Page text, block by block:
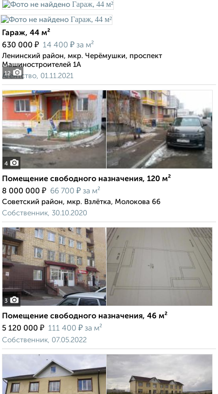
12
Гараж, 44 м²
630 000 ₽ 14 400 ₽ за м²
Ленинский район, мкр. Черёмушки, проспект
Машиностроителей 1А
Агентство, 01.11.2021
4
Помещение свободного назначения, 120 м²
8 000 000 ₽ 66 700 ₽ за м²
Советский район, мкр. Взлётка, Молокова 66
Собственник, 30.10.2020
3
Помещение свободного назначения, 46 м²
5 120 000 ₽ 111 400 ₽ за м²
Собственник, 07.05.2022